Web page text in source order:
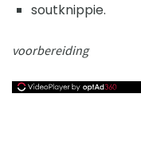
soutknippie.
voorbereiding